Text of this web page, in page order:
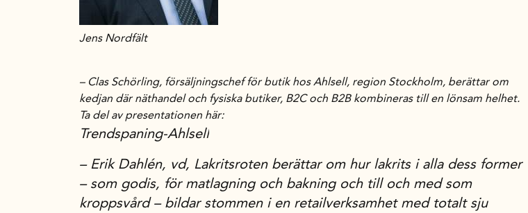
Jens Nordfält
– Clas Schörling, försäljningschef för butik hos Ahlsell, region Stockholm, berättar om
kedjan där näthandel och fysiska butiker, B2C och B2B kombineras till en lönsam helhet.
Ta del av presentationen här:
Trendspaning-Ahlsell
– Erik Dahlén, vd, Lakritsroten berättar om hur lakrits i alla dess former
– som godis, för matlagning och bakning och till och med som
kroppsvård – bildar stommen i en retailverksamhet med totalt sju